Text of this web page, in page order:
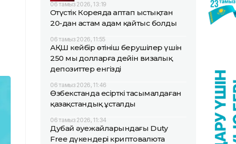
06 тамыз 2026, 13:19
Оңтүстік Кореяда аптап ыстықтан
20-дан астам адам қайтыс болды
06 тамыз 2026, 11:55
АҚШ кейбір өтініш берушілер үшін
250 мың долларға дейін визалық
депозиттер енгізді
06 тамыз 2026, 11:46
Өзбекстанда есірткі тасымалдаған
қазақстандық ұсталды
06 тамыз 2026, 11:34
Дубай әуежайларындағы Duty
Free дүкендері криптовалюта